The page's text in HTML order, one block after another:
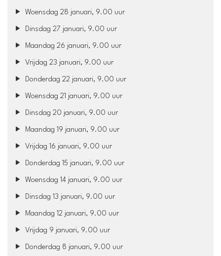
Woensdag 28 januari, 9.00 uur
Dinsdag 27 januari, 9.00 uur
Maandag 26 januari, 9.00 uur
Vrijdag 23 januari, 9.00 uur
Donderdag 22 januari, 9.00 uur
Woensdag 21 januari, 9.00 uur
Dinsdag 20 januari, 9.00 uur
Maandag 19 januari, 9.00 uur
Vrijdag 16 januari, 9.00 uur
Donderdag 15 januari, 9.00 uur
Woensdag 14 januari, 9.00 uur
Dinsdag 13 januari, 9.00 uur
Maandag 12 januari, 9.00 uur
Vrijdag 9 januari, 9.00 uur
Donderdag 8 januari, 9.00 uur